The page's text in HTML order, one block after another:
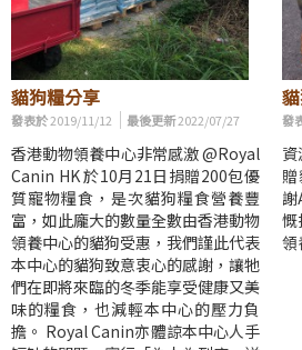
貓狗糧分享
發表於2019/11/12 最後更新2022/07/27
香港動物領養中心非常感激 @Royal
Canin HK 於10月21日捐贈200包優
質寵物糧食，是次貓狗糧食營養豐
富，如此龐大的數量全數由香港動物
領養中心的貓狗受惠，我們謹此代表
本中心的貓狗致意衷心的感謝，讓牠
們在即將來臨的冬季能享受健康又美
味的糧食，也減輕本中心的壓力負
擔。 Royal Canin亦體諒本中心人手
發
慨
領